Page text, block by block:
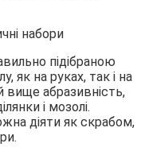
підібраною
як на руках, так і на
вище абразивність,
і мозолі.
діяти як скрабом,